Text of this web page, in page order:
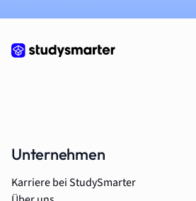
Unternehmen
Karriere bei StudySmarter